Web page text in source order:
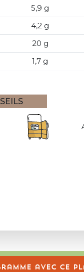
5,9 g
4,2 g
20 g
1,7 g
avec ce